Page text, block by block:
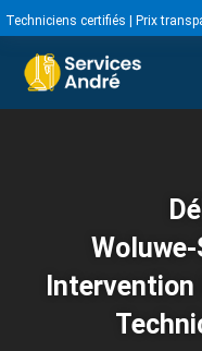
Techniciens certifiés | Prix